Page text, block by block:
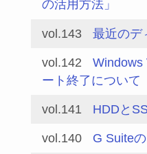
の活用方法」
vol.143 最近のデ
vol.142
Windows
ート終了について
vol.141 HDDと
vol.140 G Suite